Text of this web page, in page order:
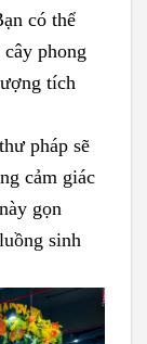
có thể
phong
tích
pháp sẽ
cảm giác
gọn
sinh